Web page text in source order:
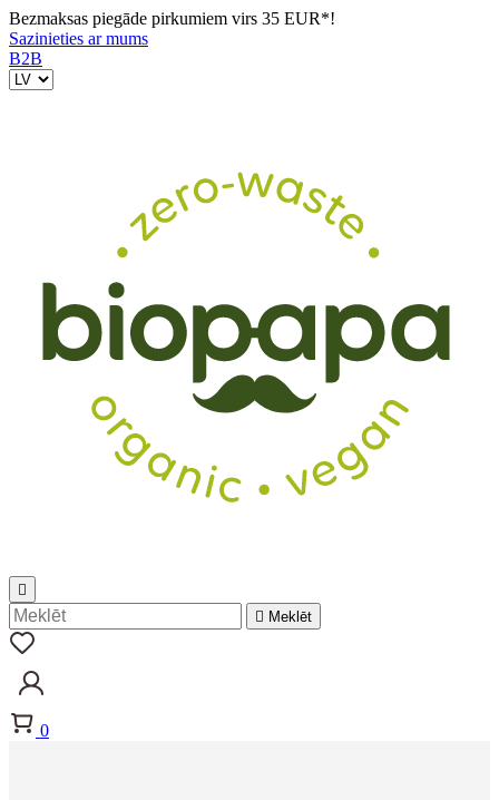
Bezmaksas piegāde pirkumiem virs 35 EUR*!
Sazinieties ar mums
B2B

 Meklēt
0